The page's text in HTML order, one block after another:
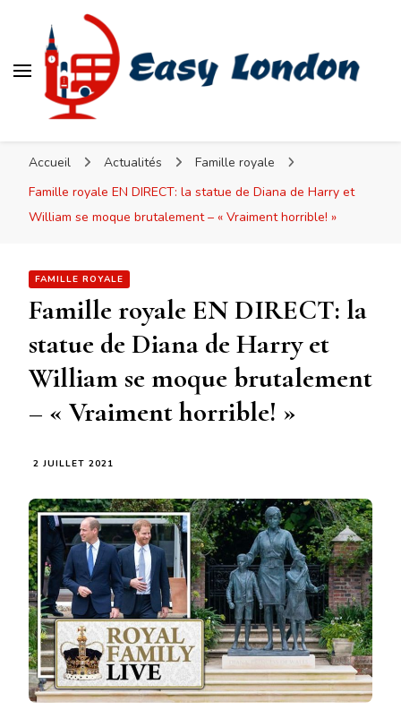
Accueil Actualités
Famille royale
Famille royale EN DIRECT: la statue de Diana de Harry et
William se moque brutalement – « Vraiment horrible! »
FAMILLE ROYALE
Famille royale EN DIRECT: la
statue de Diana de Harry et
William se moque brutalement
– « Vraiment horrible! »
2 JUILLET 2021